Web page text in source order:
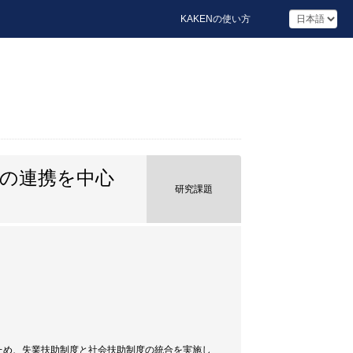
KAKENの使い方
連携を中心
研究課題
、失業扶助制度と社会扶助制度の統合を実施し